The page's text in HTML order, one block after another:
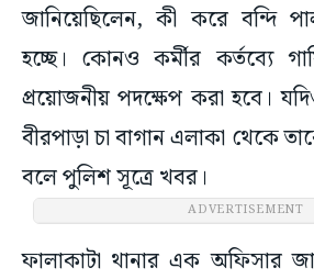
জানিয়েছিলেন, কী করে বন্দি
হচ্ছে। কোনও কর্মীর কর্তব্যে
প্রয়োজনীয় পদক্ষেপ করা হবে।
বীরপাড়া চা বাগান এলাকা থেকে
বলে পুলিশ সূত্রে খবর।
ADVERTISEMENT
ফালাকাটা থানার এক অফিসার